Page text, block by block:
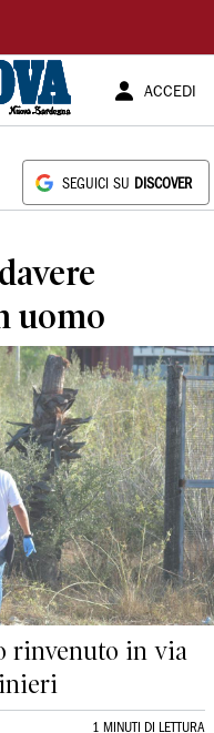
ACCEDI
SEGUICI SU DISCOVER
uomo
rinvenuto in via
1 MINUTI DI LETTURA